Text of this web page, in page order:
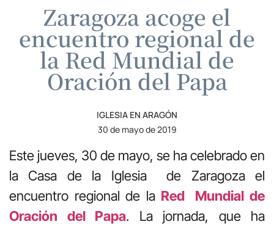
Zaragoza acoge el
encuentro regional de
la Red Mundial de
Oración del Papa
IGLESIA EN ARAGÓN
30 de mayo de 2019
Este jueves, 30 de mayo, se ha celebrado en
la Casa de la Iglesia de Zaragoza el
encuentro regional de la Red Mundial de
Oración del Papa. La jornada, que ha